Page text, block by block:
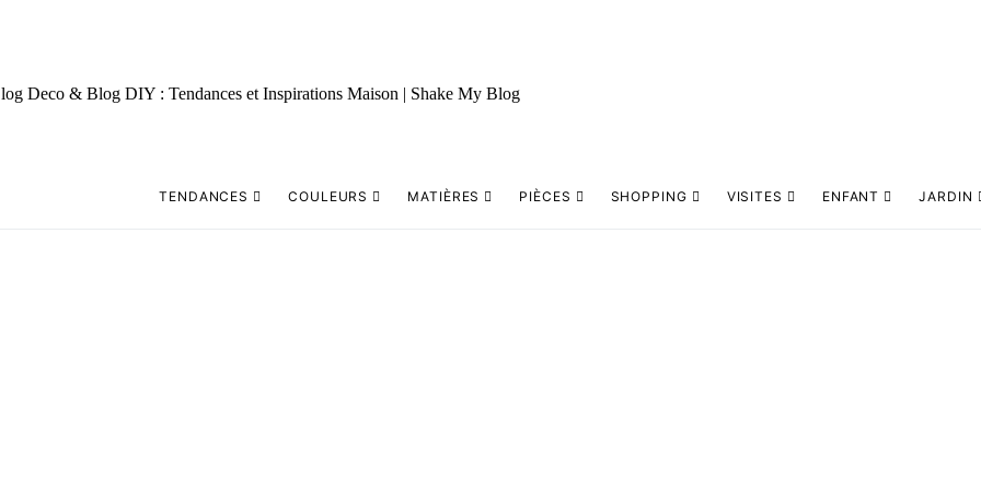
TENDANCES COULEURS MATIÈRES PIÈCES SHOPPING VISITES ENFANT JARDIN